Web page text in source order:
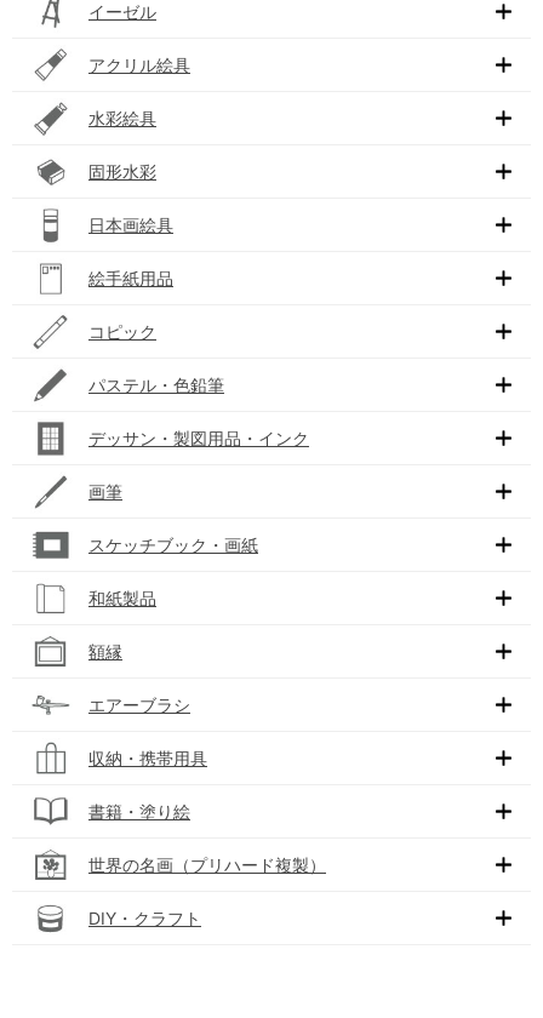
イーゼル
アクリル絵具
水彩絵具
固形水彩
日本画絵具
絵手紙用品
コピック
パステル・色鉛筆
デッサン・製図用品・インク
画筆
スケッチブック・画紙
和紙製品
額縁
エアーブラシ
収納・携帯用具
書籍・塗り絵
世界の名画（プリハード複製）
DIY・クラフト